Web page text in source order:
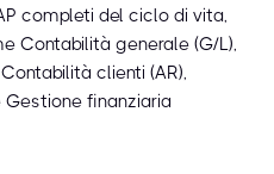
completi del ciclo di vita,
Contabilità generale (G/L),
clienti (AR),
finanziaria